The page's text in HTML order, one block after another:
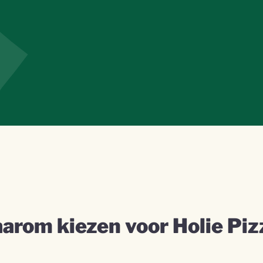
kiezen voor Holie